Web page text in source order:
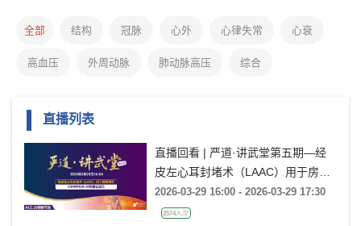
全部 结构 冠脉 心外 心律失常 心衰
高血压 外周动脉 肺动脉高压 综合
直播列表
直播回看 | 严道·讲武堂第五期—经
皮左心耳封堵术（LAAC）用于房颤
预防：CHAMPION-AF的循证启示
2026-03-29 16:00 - 2026-03-29 17:30
2574人次